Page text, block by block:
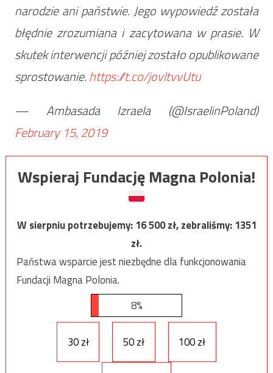
narodzie ani państwie. Jego wypowiedź została
błędnie zrozumiana i zacytowana w prasie. W
skutek interwencji później zostało opublikowane
sprostowanie.https://t.co/jovltvvUtu
— Ambasada Izraela (@IsraelinPoland)
February 15, 2019
Wspieraj Fundację Magna Polonia!
W sierpniu potrzebujemy:16 500zł, zebraliśmy:1351
zł.
Państwa wsparcie jest niezbędne dla funkcjonowania
Fundacji Magna Polonia.
8%
30 zł 50 zł 100 zł